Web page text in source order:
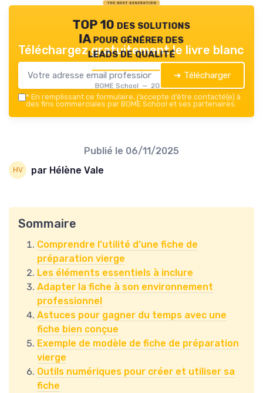
TOP 10 des solutions
IA pour générer des
leads de qualité
BOME School — 2026
Téléchargez gratuitement le livre blanc
➔ Télécharger
* En remplissant ce formulaire, j’accepte d’être contacté(e) à
des fins commerciales par BOME School et ses partenaires.
Publié le 06/11/2025
par Hélène Vale
Sommaire
Comprendre l’utilité d’une fiche de
préparation vierge
Les éléments essentiels à inclure
Adapter la fiche à son environnement
professionnel
Astuces pour gagner du temps avec une
fiche bien conçue
Exemple de modèle de fiche de préparation
vierge
Outils numériques pour créer et utiliser sa
fiche